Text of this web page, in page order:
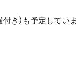
き）も予定していま